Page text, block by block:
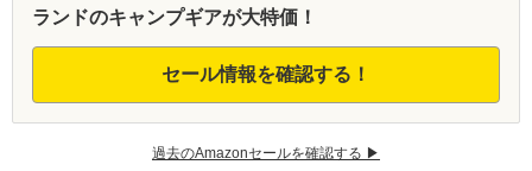
ランドのキャンプギアが大特価！
セール情報を確認する！
過去のAmazonセールを確認する ▶︎